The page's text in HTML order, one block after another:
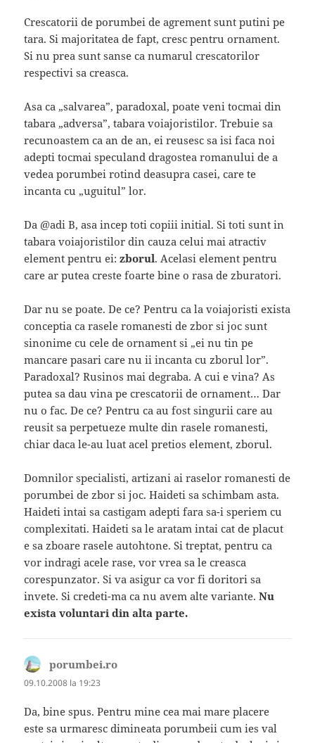
Crescatorii de porumbei de agrement sunt putini pe
tara. Si majoritatea de fapt, cresc pentru ornament.
Si nu prea sunt sanse ca numarul crescatorilor
respectivi sa creasca.
Asa ca „salvarea”, paradoxal, poate veni tocmai din
tabara „adversa”, tabara voiajoristilor. Trebuie sa
recunoastem ca an de an, ei reusesc sa isi faca noi
adepti tocmai speculand dragostea romanului de a
vedea porumbei rotind deasupra casei, care te
incanta cu „uguitul” lor.
Da @adi B, asa incep toti copiii initial. Si toti sunt in
tabara voiajoristilor din cauza celui mai atractiv
element pentru ei:zborul. Acelasi element pentru
care ar putea creste foarte bine o rasa de zburatori.
Dar nu se poate. De ce? Pentru ca la voiajoristi exista
conceptia ca rasele romanesti de zbor si joc sunt
sinonime cu cele de ornament si „ei nu tin pe
mancare pasari care nu ii incanta cu zborul lor”.
Paradoxal? Rusinos mai degraba. A cui e vina? As
putea sa dau vina pe crescatorii de ornament… Dar
nu o fac. De ce? Pentru ca au fost singurii care au
reusit sa perpetueze multe din rasele romanesti,
chiar daca le-au luat acel pretios element, zborul.
Domnilor specialisti, artizani ai raselor romanesti de
porumbei de zbor si joc. Haideti sa schimbam asta.
Haideti intai sa castigam adepti fara sa-i speriem cu
complexitati. Haideti sa le aratam intai cat de placut
e sa zboare rasele autohtone. Si treptat, pentru ca
vor indragi acele rase, vor vrea sa le creasca
corespunzator. Si va asigur ca vor fi doritori sa
invete. Si credeti-ma ca nu avem alte variante.Nu
exista voluntari din alta parte.
porumbei.ro
09.10.2008 la 19:23
Da, bine spus. Pentru mine cea mai mare placere
este sa urmaresc dimineata porumbeii cum ies val